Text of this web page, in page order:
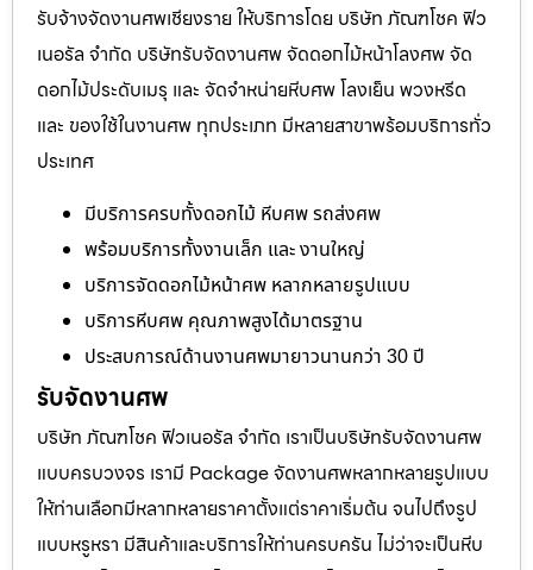
รับจ้างจัดงานศพเชียงราย ให้บริการโดย บริษัท ภัณฑโชค ฟิว
เนอรัล จำกัด บริษัทรับจัดงานศพ จัดดอกไม้หน้าโลงศพ จัด
ดอกไม้ประดับเมรุ และ จัดจำหน่ายหีบศพ โลงเย็น พวงหรีด
และ ของใช้ในงานศพ ทุกประเภท มีหลายสาขาพร้อมบริการทั่ว
ประเทศ
มีบริการครบทั้งดอกไม้ หีบศพ รถส่งศพ
พร้อมบริการทั้งงานเล็ก และ งานใหญ่
บริการจัดดอกไม้หน้าศพ หลากหลายรูปแบบ
บริการหีบศพ คุณภาพสูงได้มาตรฐาน
ประสบการณ์ด้านงานศพมายาวนานกว่า 30 ปี
รับจัดงานศพ
บริษัท ภัณฑโชค ฟิวเนอรัล จำกัด เราเป็นบริษัทรับจัดงานศพ
แบบครบวงจร เรามี Package จัดงานศพหลากหลายรูปแบบ
ให้ท่านเลือกมีหลากหลายราคาตั้งแต่ราคาเริ่มต้น จนไปถึงรูป
แบบหรูหรา มีสินค้าและบริการให้ท่านครบครัน ไม่ว่าจะเป็นหีบ